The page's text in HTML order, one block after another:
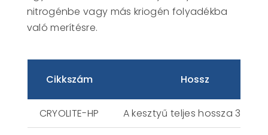
nitrogénbe vagy más kriogén folyadékba
való merítésre.
Cikkszám Hossz
CRYOLITE-HP A kesztyű teljes hossza 38 cm.